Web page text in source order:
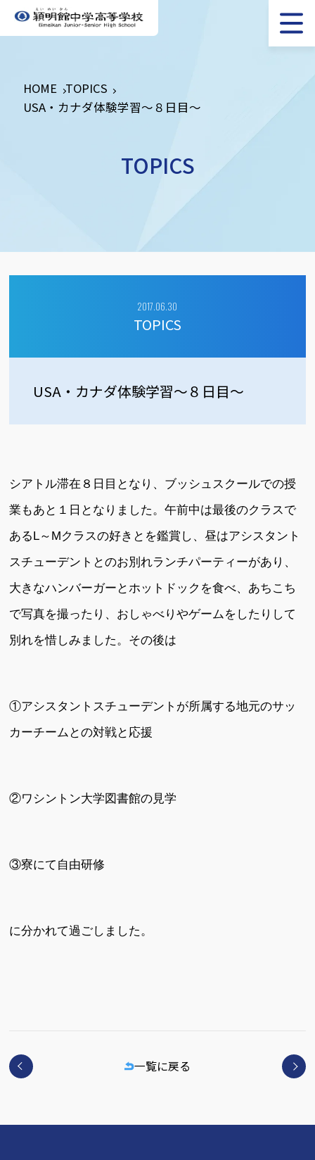
HOME TOPICS
USA・カナダ体験学習～８日目～
TOPICS
2017.06.30
TOPICS
USA・カナダ体験学習～８日目～
シアトル滞在８日目となり、ブッシュスクールでの授
業もあと１日となりました。午前中は最後のクラスで
あるL～Mクラスの好きとを鑑賞し、昼はアシスタント
スチューデントとのお別れランチパーティーがあり、
大きなハンバーガーとホットドックを食べ、あちこち
で写真を撮ったり、おしゃべりやゲームをしたりして
別れを惜しみました。その後は
①アシスタントスチューデントが所属する地元のサッ
カーチームとの対戦と応援
②ワシントン大学図書館の見学
③寮にて自由研修
に分かれて過ごしました。
一覧に戻る